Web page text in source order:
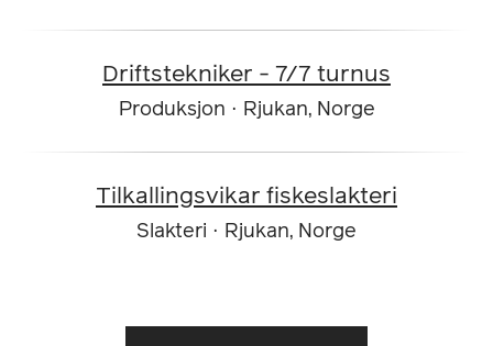
Driftstekniker - 7/7 turnus
Produksjon · Rjukan, Norge
Tilkallingsvikar fiskeslakteri
Slakteri · Rjukan, Norge